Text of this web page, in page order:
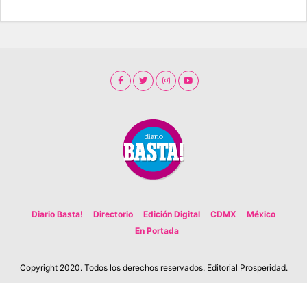
Diario Basta! Directorio Edición Digital CDMX
México
En Portada
Copyright 2020. Todos los derechos reservados. Editorial Prosperidad.